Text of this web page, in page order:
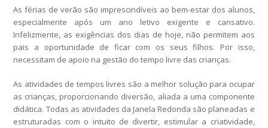
As férias de verão são imprescindíveis ao bem-estar dos alunos,
especialmente após um ano letivo exigente e cansativo.
Infelizmente, as exigências dos dias de hoje, não permitem aos
pais a oportunidade de ficar com os seus filhos. Por isso,
necessitam de apoio na gestão do tempo livre das crianças.
As atividades de tempos livres são a melhor solução para ocupar
as crianças, proporcionando diversão, aliada a uma componente
didática. Todas as atividades da Janela Redonda são planeadas e
estruturadas com o intuito de divertir, estimular a criatividade,